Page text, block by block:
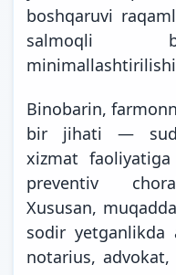
boshqaruvi
salmoqli
Binobarin,
bir jihati — sud
xizmat
preventiv
Xususan,
sodir
notarius,